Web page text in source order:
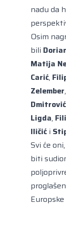
nadu da
Osim
bili
Matija
Carić,
Zelember,
Dmitrović
Ligda,
Iličić i
Svi će
biti